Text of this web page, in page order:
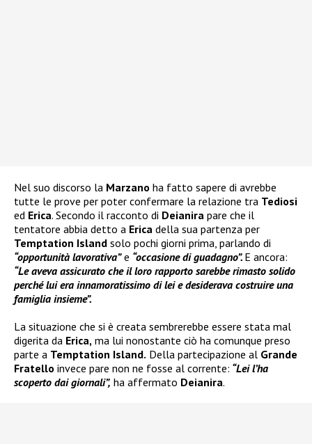
Nel suo discorso la Marzano ha fatto sapere di avrebbe
tutte le prove per poter confermare la relazione tra Tediosi
ed Erica. Secondo il racconto di Deianira pare che il
tentatore abbia detto a Erica della sua partenza per
Temptation Island solo pochi giorni prima, parlando di
“opportunità lavorativa”e “occasione di guadagno”. E ancora:
“Le aveva assicurato che il loro rapporto sarebbe rimasto solido
perché lui era innamoratissimo di lei e desiderava costruire una
famiglia insieme”.
La situazione che si è creata sembrerebbe essere stata mal
digerita da Erica, ma lui nonostante ciò ha comunque preso
parte a Temptation Island. Della partecipazione al Grande
Fratello invece pare non ne fosse al corrente: “Lei l’ha
scoperto dai giornali”, ha affermato Deianira.